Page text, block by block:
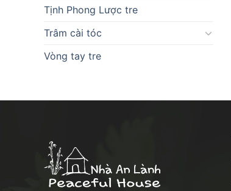
Tịnh Phong Lược tre
Trâm cài tóc
Vòng tay tre